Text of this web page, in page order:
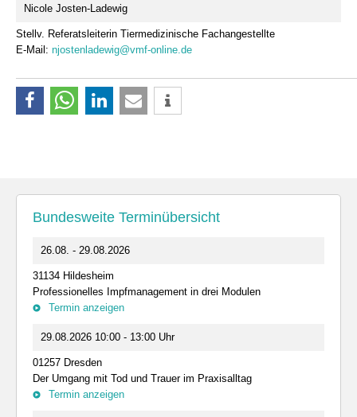
Nicole Josten-Ladewig
Stellv. Referatsleiterin Tiermedizinische Fachangestellte
E-Mail: njostenladewig@vmf-online.de
Bundesweite Terminübersicht
26.08. - 29.08.2026
31134 Hildesheim
Professionelles Impfmanagement in drei Modulen
Termin anzeigen
29.08.2026 10:00 - 13:00 Uhr
01257 Dresden
Der Umgang mit Tod und Trauer im Praxisalltag
Termin anzeigen